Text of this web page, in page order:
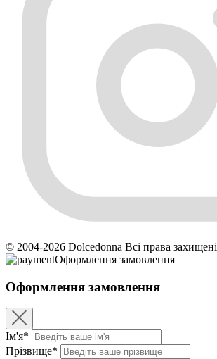
© 2004-2026 Dolcedonna Всі права захищені
Оформлення замовлення
Оформлення замовлення
Ім'я*
Прізвище*